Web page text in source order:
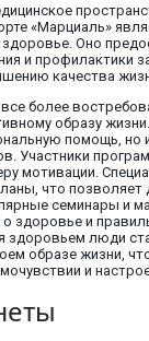
«Марциаль»
Оно
и профилактики
качества
более
образу
помощь, но
Участники
мотивации.
что позволяет
семинары и
здоровье и
здоровьем люди
образе жизни,
и